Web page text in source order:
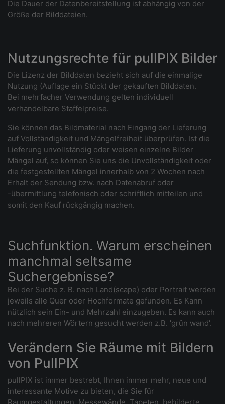
Die Dauer der Datenbereitstellung ist abhängig von der
Größe der Bilddateien.
Nutzungsrechte für pullPIX Bilder
Die Lizenz der Bilddaten bezieht sich auf die einmalige
Nutzung (Auflage ein Stück) der gekauften Bilddaten.
Bei mehrfacher Verwendung gelten individuell
verhandelbare Staffelpreise.
Sie können das Bildmaterial nach Eingang der Lieferung
auf Vollständigkeit und Mängelfreiheit überprüfen. Ist die
Lieferung unvollständig oder weisen einzelne Bilder
Mängel auf, so können Sie uns die Unvollständigkeit oder
die festgestellten Mängel innerhalb von 2 Wochen nach
Erhalt der Sendung bzw. nach Datenabruf oder
-übermittlung telefonisch oder schriftlich mitteilen und
somit den Kauf rückgängig machen.
Suchfunktion. Warum erscheinen
manchmal seltsame
Suchergebnisse?
Bei der Suche z. B. nach Land(scape) oder Portrait werden
jeweils alle Quer oder Hochformate gefunden. Es Kann
nützlich sein Ein- und Mehrzahl einzugeben. Es kann auch
nach mehreren Wörtern gesucht werden z.B. 'grün wand'.
Verändern Sie Räume mit Bildern
von PullPIX
pullPIX ist immer bestrebt, Ihnen immer mehr, neue und
interessante Motive zu bieten, die Sie für